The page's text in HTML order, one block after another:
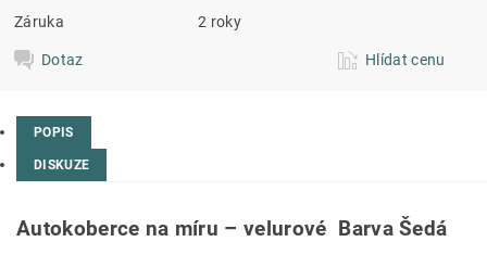
Záruka 2 roky
Dotaz Hlídat cenu
POPIS
DISKUZE
Autokoberce na míru – velurové Barva Šedá